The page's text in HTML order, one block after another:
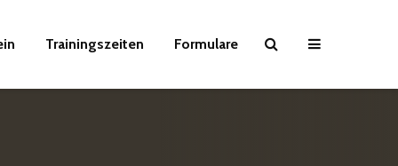
Trainingszeiten Formulare